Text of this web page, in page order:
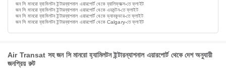
জন সি মানরো হ্যামিলটন ইন্টারন্যাশনাল এয়ারপোর্ট থেকে হ্যালিফ্যাক্স-তে ফ্লাইট
জন সি মানরো হ্যামিলটন ইন্টারন্যাশনাল এয়ারপোর্ট থেকে এডমন্টন-তে ফ্লাইট
জন সি মানরো হ্যামিলটন ইন্টারন্যাশনাল এয়ারপোর্ট থেকে ভ্যানকুভার-তে ফ্লাইট
জন সি মানরো হ্যামিলটন ইন্টারন্যাশনাল এয়ারপোর্ট থেকে Calgary-তে ফ্লাইট
Air Transat সহ জন সি মানরো হ্যামিলটন ইন্টারন্যাশনাল এয়ারপোর্ট থেকে দেশ অনুযায়ী
জনপ্রিয় রুট